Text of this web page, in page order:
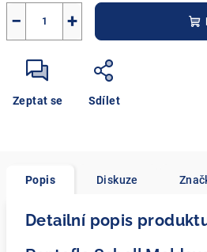
+
−
Zeptat se Sdílet
Popis Diskuze
Detailní popis